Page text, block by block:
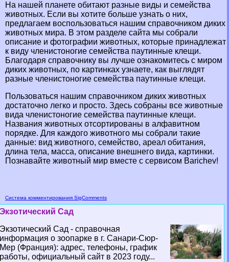
На нашей планете обитают разные виды и семейства
животных. Если вы хотите больше узнать о них,
предлагаем воспользоваться нашим справочником диких
животных мира. В этом разделе сайта мы собрали
описание и фотографии животных, которые принадлежат
к виду члeнистоногие семейства паутинные клещи.
Благодаря справочнику вы лучше ознакомитесь с миром
диких животных, по картинках узнаете, как выглядят
разные члeнистоногие семейства паутинные клещи.
Пользоваться нашим справочником диких животных
достаточно легко и просто. Здесь собраны все животные
вида члeнистоногие семейства паутинные клещи.
Названия животных отсортированы в алфавитном
порядке. Для каждого животного мы собрали такие
данные: вид животного, семейство, ареал обитания,
длина тела, масса, описание внешнего вида, картинки.
Познавайте животный мир вместе с сервисом Barichev!
Система комментирования SigComments
Экзотический Сад
Экзотический Сад - справочная
информация о зоопарке в г. Санари-Сюр-
Мер (Франция): адрес, телефоны, график
работы, официальный сайт в 2023 году...